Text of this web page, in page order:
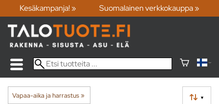
Kesäkampanja! » Suomalainen verkkokauppa »
Vapaa-aika ja harrastus‪» ▼